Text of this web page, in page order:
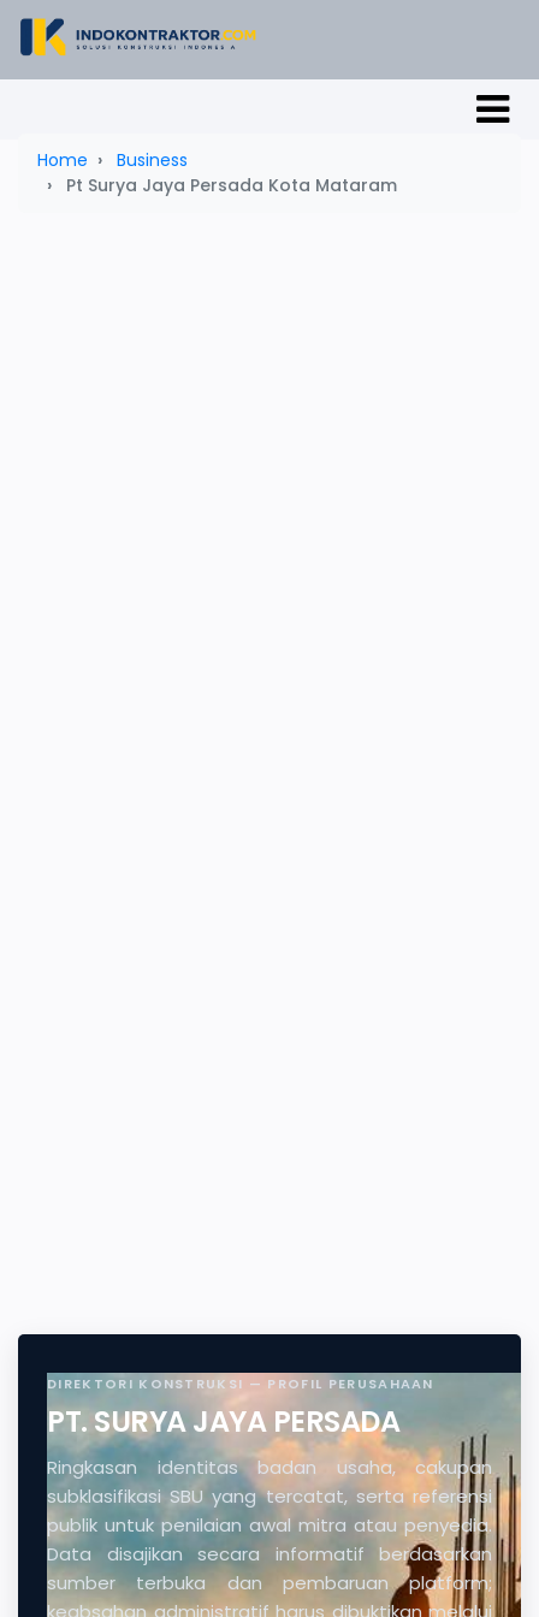
Home
Business
Pt Surya Jaya Persada Kota Mataram
DIREKTORI KONSTRUKSI — PROFIL PERUSAHAAN
PT. SURYA JAYA PERSADA
Ringkasan identitas badan usaha, cakupan
subklasifikasi SBU yang tercatat, serta referensi
publik untuk penilaian awal mitra atau penyedia.
Data disajikan secara informatif berdasarkan
sumber terbuka dan pembaruan platform;
keabsahan administratif harus dibuktikan melalui